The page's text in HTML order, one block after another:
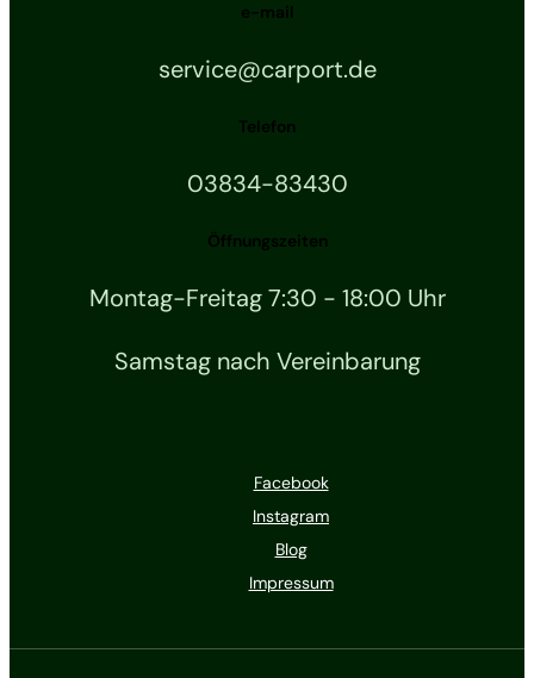
e-mail
service@carport.de
Telefon
03834-83430
Öffnungszeiten
Montag-Freitag 7:30 - 18:00 Uhr
Samstag nach Vereinbarung
Facebook
Instagram
Blog
Impressum